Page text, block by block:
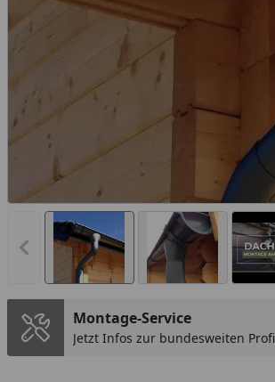
Vorheriges Bild anzeigen
Montage-Service
Jetzt Infos zur bundesweiten